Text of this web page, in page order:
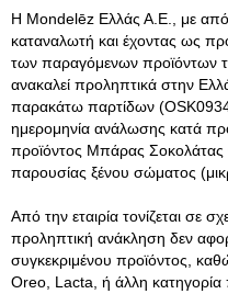
Η Mondelēz Ελλάς Α.Ε., με
καταναλωτή και έχοντας ως
των παραγόμενων προϊόντων
ανακαλεί προληπτικά στην
παρακάτω παρτίδων
ημερομηνία ανάλωσης κατά
προϊόντος Μπάρας
παρουσίας ξένου σώματος
Από την εταιρία τονίζεται σε
προληπτική ανάκληση δεν
συγκεκριμένου προϊόντος,
Oreo, Lacta, ή άλλη